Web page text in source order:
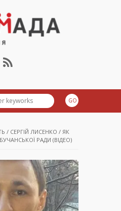
Приірпіння
/ СЕРГІЙ ЛИСЕНКО / ЯК
РАДИ (ВІДЕО)